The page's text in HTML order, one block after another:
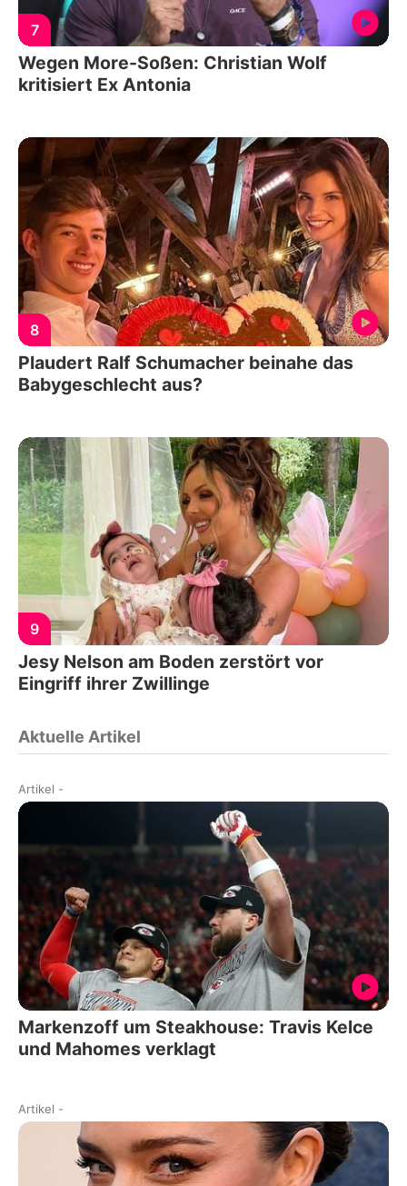
7
Wegen More-Soßen: Christian Wolf
kritisiert Ex Antonia
8
Plaudert Ralf Schumacher beinahe das
Babygeschlecht aus?
9
Jesy Nelson am Boden zerstört vor
Eingriff ihrer Zwillinge
Aktuelle Artikel
Artikel -
Markenzoff um Steakhouse: Travis Kelce
und Mahomes verklagt
Artikel -